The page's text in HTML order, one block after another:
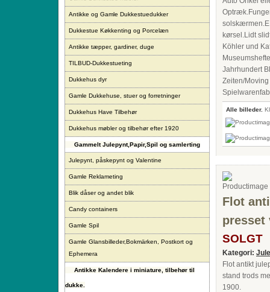
Antikke og Gamle Dukkestuedukker
Dukkestue Køkkenting og Porcelæn
Antikke tæpper, gardiner, duge
TILBUD-Dukkestueting
Dukkehus dyr
Gamle Dukkehuse, stuer og forretninger
Dukkehus Have Tilbehør
Dukkehus møbler og tilbehør efter 1920
Gammelt Julepynt,Papir,Spil og samlerting
Julepynt, påskepynt og Valentine
Gamle Reklameting
Blik dåser og andet blik
Candy containers
Gamle Spil
Gamle Glansbilleder,Bokmärken, Postkort og
Ephemera
Antikke Kalendere i miniature, tilbehør til
dukke.
kørsel.Lidt
Köhler und
Jahrhundert
Zeiten/
Alle billeder.
Flot
presset
SOLGT
Kategori:
Flot antikt
stand trods
1900.